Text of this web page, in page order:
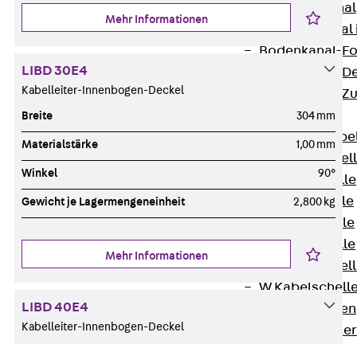
BK Bodenkanal
KLK
Bodenkanal-
Bodenkanal-
Bodenkanal-
Kabelschellen
Zurück
AC
H Kabelschelle
S Kabelschelle
B Kabelschelle
U Kabelschelle
RU
W
HK Kabelhaken
KH Kabelhalter
Mehr Informationen
LIBD 30E4
Kabelleiter-Innenbogen-Deckel
Breite 304 mm
Materialstärke 1,00 mm
Winkel 90°
Gewicht je Lagermengeneinheit 2,800 kg
Mehr Informationen
LIBD 40E4
Kabelleiter-Innenbogen-Deckel